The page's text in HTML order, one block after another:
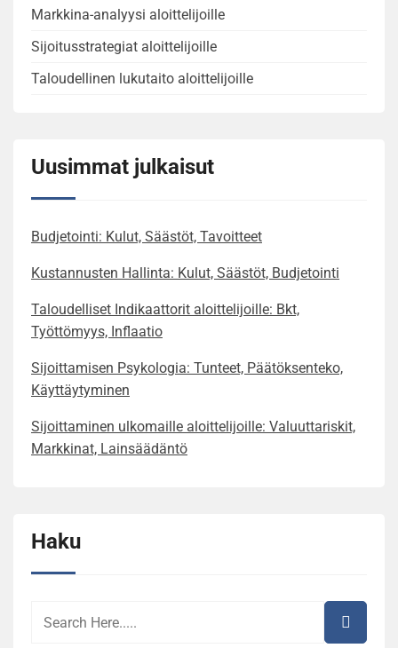
Markkina-analyysi aloittelijoille
Sijoitusstrategiat aloittelijoille
Taloudellinen lukutaito aloittelijoille
Uusimmat julkaisut
Budjetointi: Kulut, Säästöt, Tavoitteet
Kustannusten Hallinta: Kulut, Säästöt, Budjetointi
Taloudelliset Indikaattorit aloittelijoille: Bkt,
Työttömyys, Inflaatio
Sijoittamisen Psykologia: Tunteet, Päätöksenteko,
Käyttäytyminen
Sijoittaminen ulkomaille aloittelijoille: Valuuttariskit,
Markkinat, Lainsäädäntö
Haku